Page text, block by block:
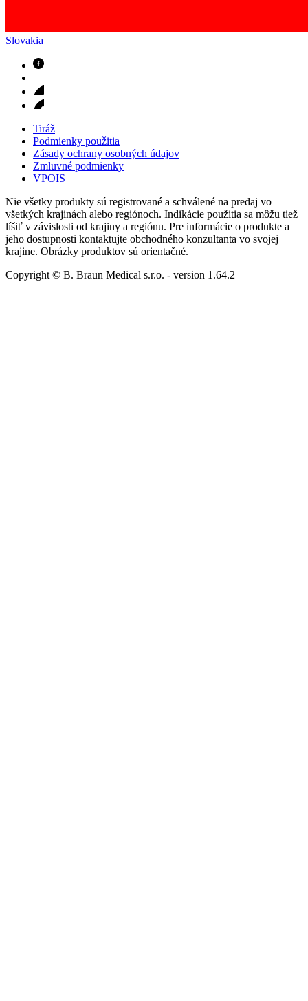
Slovakia
Tiráž
Podmienky použitia
Zásady ochrany osobných údajov
Zmluvné podmienky
VPOIS
Nie všetky produkty sú registrované a schválené na predaj vo
všetkých krajinách alebo regiónoch. Indikácie použitia sa môžu tiež
líšiť v závislosti od krajiny a regiónu. Pre informácie o produkte a
jeho dostupnosti kontaktujte obchodného konzultanta vo svojej
krajine. Obrázky produktov sú orientačné.
Copyright © B. Braun Medical s.r.o. - version 1.64.2